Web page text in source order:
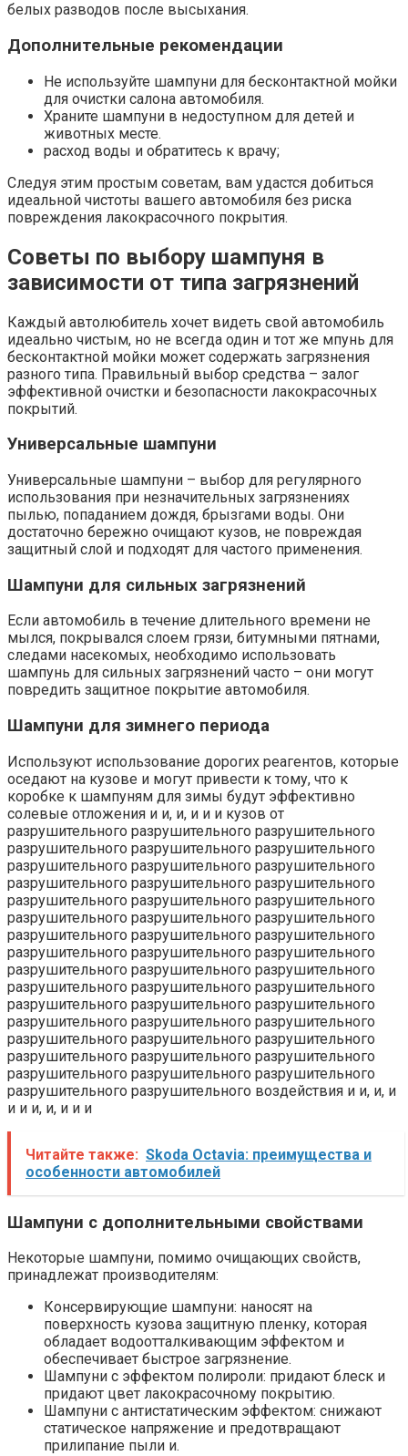
белых разводов после высыхания.​
Дополнительные рекомендации
Не используйте шампуни для бесконтактной мойки
для очистки салона автомобиля.
Храните шампуни в недоступном для детей и
животных месте.​
расход воды и обратитесь к врачу;
Следуя этим простым советам, вам удастся добиться
идеальной чистоты вашего автомобиля без риска
повреждения лакокрасочного покрытия.​
Советы по выбору шампуня в
зависимости от типа загрязнений
Каждый автолюбитель хочет видеть свой автомобиль
идеально чистым, но не всегда один и тот же мпунь для
бесконтактной мойки может содержать загрязнения
разного типа. Правильный выбор средства – залог
эффективной очистки и безопасности лакокрасочных
покрытий.​
Универсальные шампуни
Универсальные шампуни – выбор для регулярного
использования при незначительных загрязнениях
пылью, попаданием дождя, брызгами воды. Они
достаточно бережно очищают кузов, не повреждая
защитный слой и подходят для частого применения.​
Шампуни для сильных загрязнений
Если автомобиль в течение длительного времени не
мылся, покрывался слоем грязи, битумными пятнами,
следами насекомых, необходимо использовать
шампунь для сильных загрязнений часто – они могут
повредить защитное покрытие автомобиля.​
Шампуни для зимнего периода
Используют использование дорогих реагентов, которые
оседают на кузове и могут привести к тому, что к
коробке к шампуням для зимы будут эффективно
солевые отложения и и, и, и и и кузов от
разрушительного разрушительного разрушительного
разрушительного разрушительного разрушительного
разрушительного разрушительного разрушительного
разрушительного разрушительного разрушительного
разрушительного разрушительного разрушительного
разрушительного разрушительного разрушительного
разрушительного разрушительного разрушительного
разрушительного разрушительного разрушительного
разрушительного разрушительного разрушительного
разрушительного разрушительного разрушительного
разрушительного разрушительного разрушительного
разрушительного разрушительного разрушительного
разрушительного разрушительного разрушительного
разрушительного разрушительного разрушительного
разрушительного разрушительного разрушительного
разрушительного разрушительного воздействия и и, и, и
и и и, и, и и и
Читайте также: Skoda Octavia: преимущества и
особенности автомобилей
Шампуни с дополнительными свойствами
Некоторые шампуни, помимо очищающих свойств,
принадлежат производителям:
Консервирующие шампуни: наносят на
поверхность кузова защитную пленку, которая
обладает водоотталкивающим эффектом и
обеспечивает быстрое загрязнение.​
Шампуни с эффектом полироли: придают блеск и
придают цвет лакокрасочному покрытию.​
Шампуни с антистатическим эффектом: снижают
статическое напряжение и предотвращают
прилипание пыли и.​